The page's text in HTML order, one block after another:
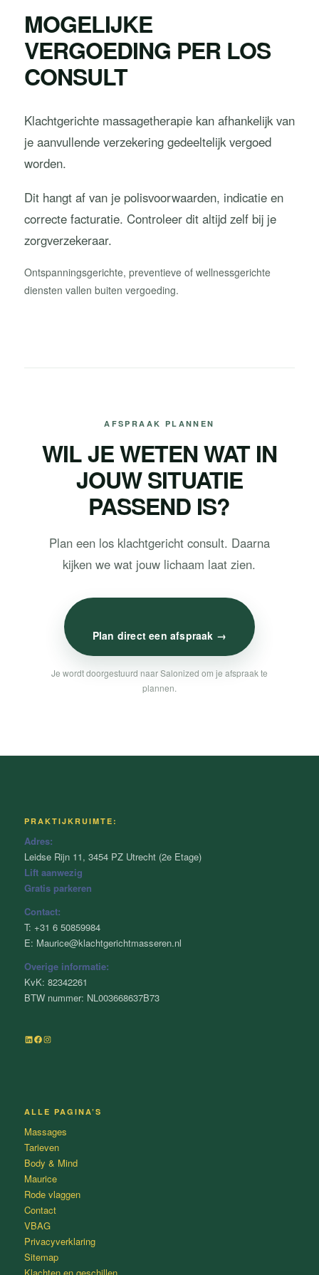
MOGELIJKE
VERGOEDING PER LOS
CONSULT
Klachtgerichte massagetherapie kan afhankelijk van
je aanvullende verzekering gedeeltelijk vergoed
worden.
Dit hangt af van je polisvoorwaarden, indicatie en
correcte facturatie. Controleer dit altijd zelf bij je
zorgverzekeraar.
Ontspanningsgerichte, preventieve of wellnessgerichte
diensten vallen buiten vergoeding.
AFSPRAAK PLANNEN
WIL JE WETEN WAT IN
JOUW SITUATIE
PASSEND IS?
Plan een los klachtgericht consult. Daarna
kijken we wat jouw lichaam laat zien.
Plan direct een afspraak →
Je wordt doorgestuurd naar Salonized om je afspraak te
plannen.
PRAKTIJKRUIMTE:
Adres:
Leidse Rijn 11, 3454 PZ Utrecht (2e Etage)
Lift aanwezig
Gratis parkeren
Contact:
T: +31 6 50859984
E: Maurice@klachtgerichtmasseren.nl
Overige informatie:
KvK: 82342261
BTW nummer: NL003668637B73
LinkedIn
Facebook
Instagram
ALLE PAGINA’S
Massages
Tarieven
Body & Mind
Maurice
Rode vlaggen
Contact
VBAG
Privacyverklaring
Sitemap